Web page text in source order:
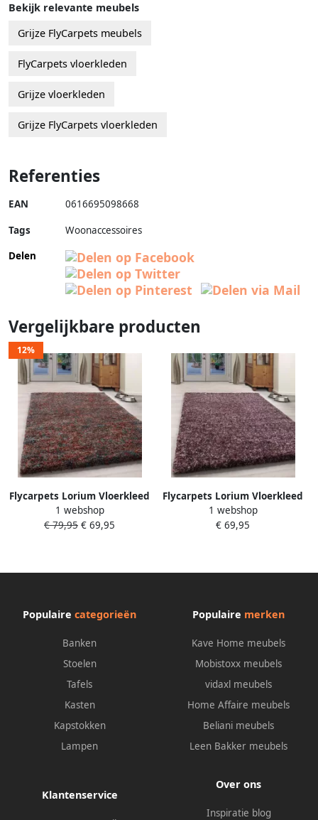
Bekijk relevante meubels
Grijze FlyCarpets meubels
FlyCarpets vloerkleden
Grijze vloerkleden
Grijze FlyCarpets vloerkleden
Referenties
EAN 0616695098668
Tags
Woonaccessoires
Delen
Vergelijkbare producten
12%
Flycarpets Lorium Vloerkleed
140x200 cm Terra Blauw
Beige Hoogpolig
1 webshop
€ 79,95 € 69,95
Flycarpets Lorium Vloerkleed
140x200 cm Roze Paars
Cream- Hoogpolig
1 webshop
€ 69,95
Populaire categorieën
Banken
Stoelen
Tafels
Kasten
Kapstokken
Lampen
Populaire merken
Kave Home meubels
Mobistoxx meubels
vidaxl meubels
Home Affaire meubels
Beliani meubels
Leen Bakker meubels
Klantenservice
Over ons
Inspiratie blog